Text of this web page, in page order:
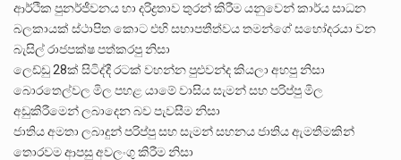
ආර්ථික පුනර්ජීවනය හා දරිද්‍රතාව තුරන් කිරීම යනුවෙන් කාර්ය සාධන
බලකායක් ස්ථාපිත කොට එහි සභාපතීත්වය තමන්ගේ සහෝදරයා වන
බැසිල් රාජපක්ෂ පත්කරපු නිසා
ලෙඩ්ඩු 28ක් සිටිද්දී රටක් වහන්න පුළුවන්ද කියලා අහපු නිසා
බොරතෙල්වල මිල පහළ යාමේ වාසිය සැමන් සහ පරිප්පු මිල
අඩුකිරීමෙන් ලබාදෙන බව පැවසීම නිසා
ජාතිය අමතා ලබාදුන් පරිප්පු සහ සැමන් සහනය ජාතිය ඇමතීමකින්
තොරවම ආපසු අවලංගු කිරීම නිසා